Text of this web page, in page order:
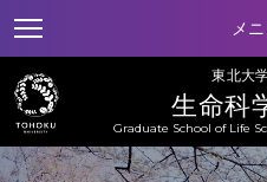
メ
東北大
生命科
Graduate School of Life